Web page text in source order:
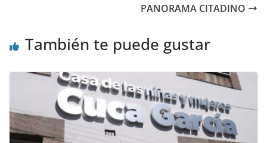
PANORAMA CITADINO
También te puede gustar